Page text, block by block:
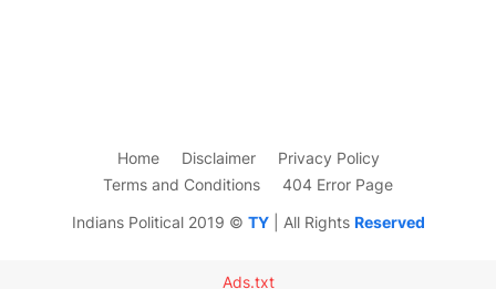
Indians Political 2019 © TY| All Rights Reserved
Home Disclaimer
Privacy Policy
Terms and Conditions
404 Error Page
Ads.txt